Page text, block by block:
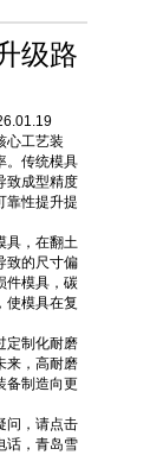
级路
心工艺装
。传统模具
致成型精度
靠性提升提
，在翻土
致的尺寸偏
件模具，碳
使模具在复
制化耐磨
来，高耐磨
备制造向更
，请点击
话，青岛雪